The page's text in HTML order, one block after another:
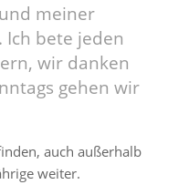
meiner
Ich bete jeden
wir danken
gehen wir
auch außerhalb
weiter.